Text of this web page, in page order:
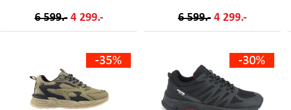
6 599.- 4 299.- 6 599.- 4 299.-
-35% -30%